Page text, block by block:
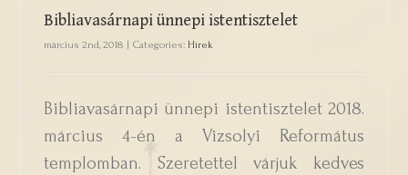
Bibliavasárnapi ünnepi istentisztelet
március 2nd, 2018 Categories: Hírek
Bibliavasárnapi ünnepi istentisztelet 2018.
március 4-én a Vizsolyi Református
templomban. Szeretettel várjuk kedves